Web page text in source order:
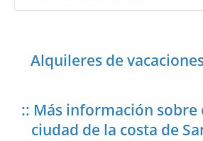
Alquileres de
:: Más información sobre
ciudad de la costa de